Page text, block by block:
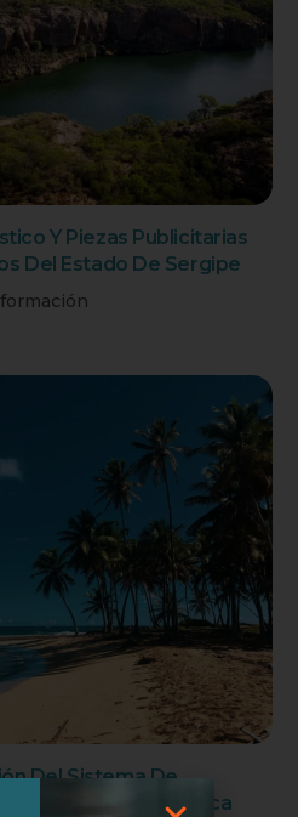
Y Piezas Publicitarias
Del Estado De Sergipe
Del Sistema De
Turística De República